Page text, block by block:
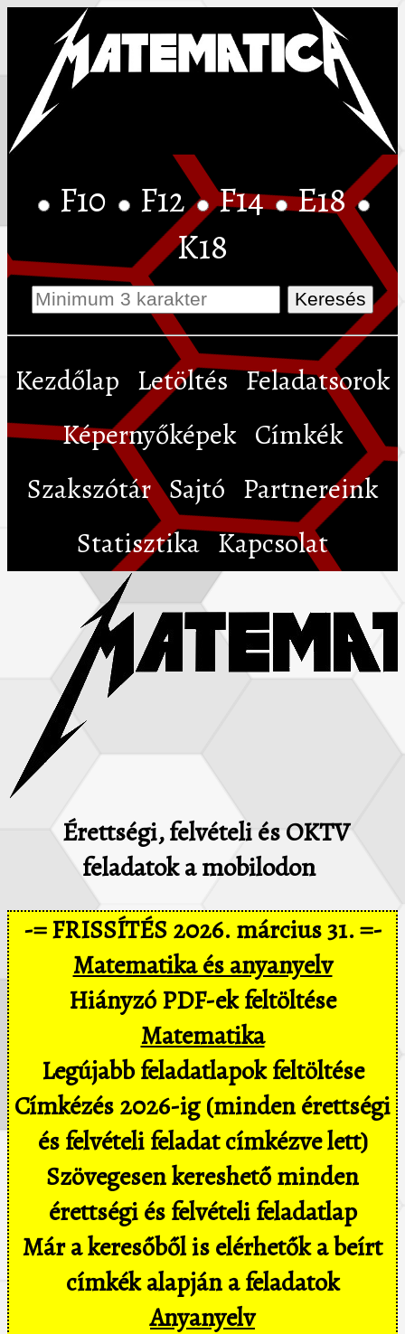
F10 F12 F14 E18
K18
Kezdőlap Letöltés Feladatsorok
Képernyőképek Címkék
Szakszótár Sajtó Partnereink
Statisztika Kapcsolat
Érettségi, felvételi és OKTV
feladatok a mobilodon
-= FRISSÍTÉS 2026. március 31. =-
Matematika és anyanyelv
Hiányzó PDF-ek feltöltése
Matematika
Legújabb feladatlapok feltöltése
Címkézés 2026-ig (minden érettségi
és felvételi feladat címkézve lett)
Szövegesen kereshető minden
érettségi és felvételi feladatlap
Már a keresőből is elérhetők a beírt
címkék alapján a feladatok
Anyanyelv